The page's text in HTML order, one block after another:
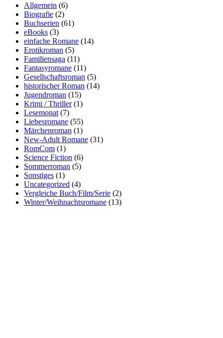
Allgemein (6)
Biografie (2)
Buchserien (61)
eBooks (3)
einfache Romane (14)
Erotikroman (5)
Familiensaga (11)
Fantasyromane (11)
Gesellschaftsroman (5)
historischer Roman (14)
Jugendroman (15)
Krimi / Thriller(1)
Lesemonat (7)
Liebesromane (55)
Märchenroman (1)
New-Adult Romane (31)
RomCom (1)
Science Fiction (6)
Sommerroman (5)
Sonstiges (1)
Uncategorized (4)
Vergleiche Buch/Film/Serie (2)
Winter/Weihnachtsromane (13)